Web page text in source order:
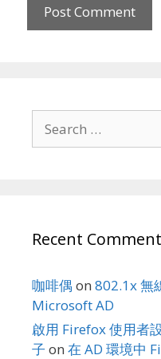
for:
Recent
咖啡偶 on 802.1x 無
Microsoft AD
啟用 Firefox 使用者
子 on 在 AD 環境中